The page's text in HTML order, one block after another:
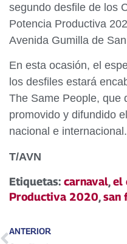
segundo desfile de los
Potencia Productiva
Avenida Gumilla de
En esta ocasión, el
los desfiles estará
The Same People, que
promovido y difundido
nacional e internacional.
T/AVN
Etiquetas: carnaval,el
Productiva 2020,san
ANTERIOR